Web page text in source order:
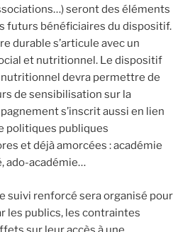
seront des éléments
futurs bénéficiaires du dispositif.
durable s’articule avec un
et nutritionnel. Le dispositif
nutritionnel devra permettre de
de sensibilisation sur la
s’inscrit aussi en lien
politiques publiques
et déjà amorcées : académie
ado-académie…
suivi renforcé sera organisé pour
les publics, les contraintes